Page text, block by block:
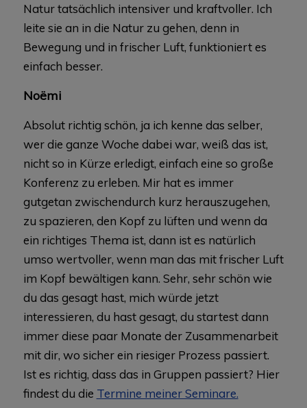
Natur tatsächlich intensiver und kraftvoller. Ich
leite sie an in die Natur zu gehen, denn in
Bewegung und in frischer Luft, funktioniert es
einfach besser.
Noëmi
Absolut richtig schön, ja ich kenne das selber,
wer die ganze Woche dabei war, weiß das ist,
nicht so in Kürze erledigt, einfach eine so große
Konferenz zu erleben. Mir hat es immer
gutgetan zwischendurch kurz herauszugehen,
zu spazieren, den Kopf zu lüften und wenn da
ein richtiges Thema ist, dann ist es natürlich
umso wertvoller, wenn man das mit frischer Luft
im Kopf bewältigen kann. Sehr, sehr schön wie
du das gesagt hast, mich würde jetzt
interessieren, du hast gesagt, du startest dann
immer diese paar Monate der Zusammenarbeit
mit dir, wo sicher ein riesiger Prozess passiert.
Ist es richtig, dass das in Gruppen passiert? Hier
findest du die Termine meiner Seminare.